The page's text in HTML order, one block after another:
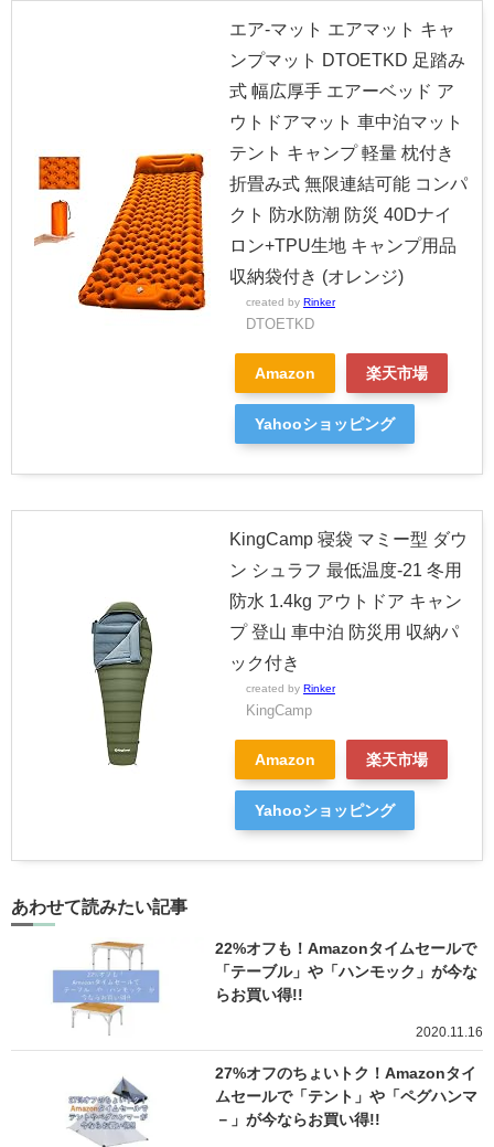
エア-マット エアマット キャ
ンプマット DTOETKD 足踏み
式 幅広厚手 エアーベッド ア
ウトドアマット 車中泊マット
テント キャンプ 軽量 枕付き
折畳み式 無限連結可能 コンパ
クト 防水防潮 防災 40Dナイ
ロン+TPU生地 キャンプ用品
収納袋付き (オレンジ)
created by Rinker
DTOETKD
Amazon 楽天市場
Yahooショッピング
KingCamp 寝袋 マミー型 ダウ
ン シュラフ 最低温度-21 冬用
防水 1.4kg アウトドア キャン
プ 登山 車中泊 防災用 収納パ
ック付き
created by Rinker
KingCamp
Amazon 楽天市場
Yahooショッピング
あわせて読みたい記事
22%オフも！Amazonタイムセールで
「テーブル」や「ハンモック」が今な
らお買い得!!
2020.11.16
27%オフのちょいトク！Amazonタイ
ムセールで「テント」や「ペグハンマ
－」が今ならお買い得!!